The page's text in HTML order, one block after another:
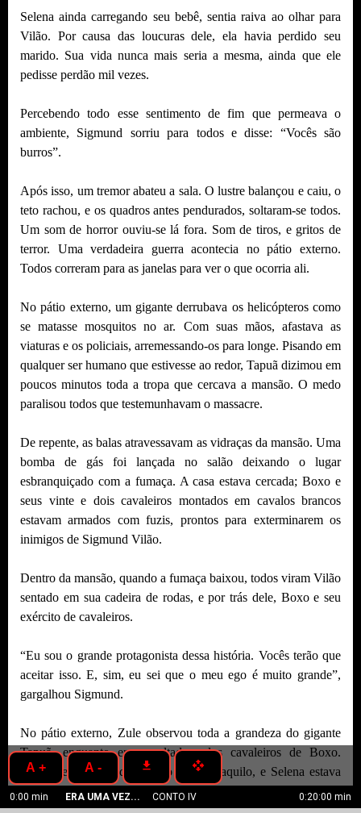
0:00 min ERA UMA VEZ... CONTO IV 0:20:00 min
A + A - get_app open_with
Selena ainda carregando seu bebê, sentia raiva ao olhar para
Vilão. Por causa das loucuras dele, ela havia perdido seu
marido. Sua vida nunca mais seria a mesma, ainda que ele
pedisse perdão mil vezes.
Percebendo todo esse sentimento de fim que permeava o
ambiente, Sigmund sorriu para todos e disse: “Vocês são
burros”.
Após isso, um tremor abateu a sala. O lustre balançou e caiu, o
teto rachou, e os quadros antes pendurados, soltaram-se todos.
Um som de horror ouviu-se lá fora. Som de tiros, e gritos de
terror. Uma verdadeira guerra acontecia no pátio externo.
Todos correram para as janelas para ver o que ocorria ali.
No pátio externo, um gigante derrubava os helicópteros como
se matasse mosquitos no ar. Com suas mãos, afastava as
viaturas e os policiais, arremessando-os para longe. Pisando em
qualquer ser humano que estivesse ao redor, Tapuã dizimou em
poucos minutos toda a tropa que cercava a mansão. O medo
paralisou todos que testemunhavam o massacre.
De repente, as balas atravessavam as vidraças da mansão. Uma
bomba de gás foi lançada no salão deixando o lugar
esbranquiçado com a fumaça. A casa estava cercada; Boxo e
seus vinte e dois cavaleiros montados em cavalos brancos
estavam armados com fuzis, prontos para exterminarem os
inimigos de Sigmund Vilão.
Dentro da mansão, quando a fumaça baixou, todos viram Vilão
sentado em sua cadeira de rodas, e por trás dele, Boxo e seu
exército de cavaleiros.
“Eu sou o grande protagonista dessa história. Vocês terão que
aceitar isso. E, sim, eu sei que o meu ego é muito grande”,
gargalhou Sigmund.
No pátio externo, Zule observou toda a grandeza do gigante
Tapuã, enquanto era escoltado pelos cavaleiros de Boxo.
Albert sentia verdadeiro asco de tudo aquilo, e Selena estava
revoltada, pronta para lutar.